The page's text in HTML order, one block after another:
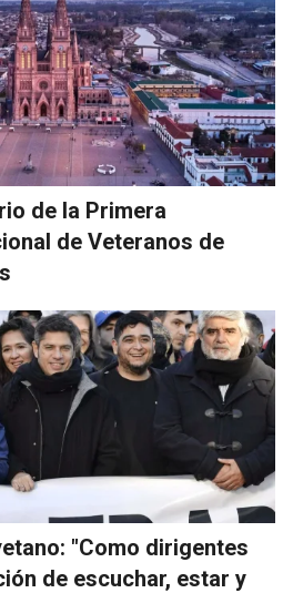
de la Primera
de Veteranos de
"Como dirigentes
de escuchar, estar y